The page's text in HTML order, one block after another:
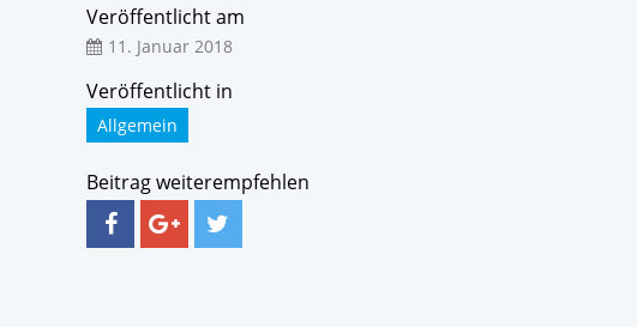
Veröffentlicht am
11. Januar 2018
Veröffentlicht in
Allgemein
Beitrag weiterempfehlen